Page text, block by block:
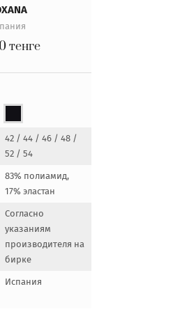
тенге
42 / 44 / 46 / 48 /
52 / 54
83% полиамид,
17% эластан
Согласно
указаниям
производителя на
бирке
Испания